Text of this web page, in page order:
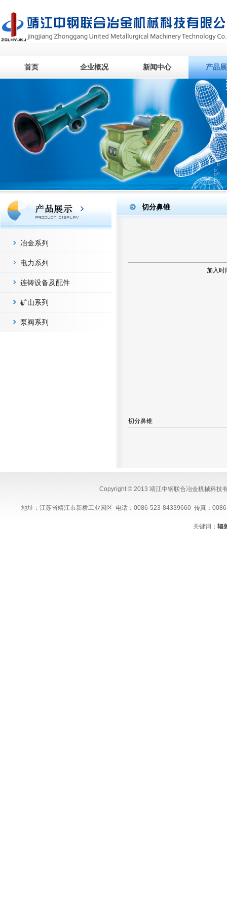
首页 企业概况 新闻中心 产品
冶金系列
电力系列
连铸设备及配件
矿山系列
泵阀系列
切分鼻锥
加入
切分鼻锥
Copyright © 2013 靖江中钢联合冶金机械科技
地址：江苏省靖江市新桥工业园区 电话：0086-523-84339660 传真：
关键词：辐